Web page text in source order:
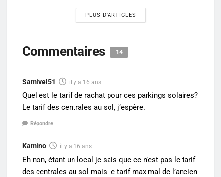
PLUS D'ARTICLES
Commentaires 14
Samivel51 il y a 16 ans
Quel est le tarif de rachat pour ces parkings solaires?
Le tarif des centrales au sol, j’espère.
Répondre
Kamino il y a 16 ans
Eh non, étant un local je sais que ce n’est pas le tarif
des centrales au sol mais le tarif maximal de l’ancien